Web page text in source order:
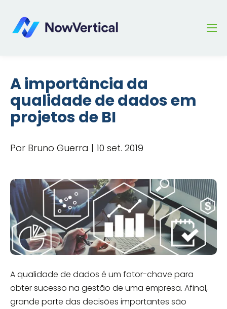
A importância da
qualidade de dados em
projetos de BI
Por Bruno Guerra | 10 set. 2019
A qualidade de dados é um fator-chave para
obter sucesso na gestão de uma empresa. Afinal,
grande parte das decisões importantes são